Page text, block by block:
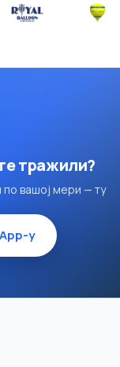
тражили?
вашој мери — ту
у